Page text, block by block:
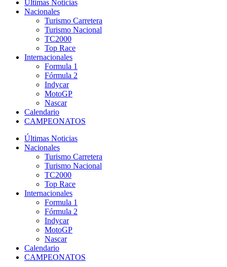
Últimas Noticias
Nacionales
Turismo Carretera
Turismo Nacional
TC2000
Top Race
Internacionales
Formula 1
Fórmula 2
Indycar
MotoGP
Nascar
Calendario
CAMPEONATOS
Últimas Noticias
Nacionales
Turismo Carretera
Turismo Nacional
TC2000
Top Race
Internacionales
Formula 1
Fórmula 2
Indycar
MotoGP
Nascar
Calendario
CAMPEONATOS